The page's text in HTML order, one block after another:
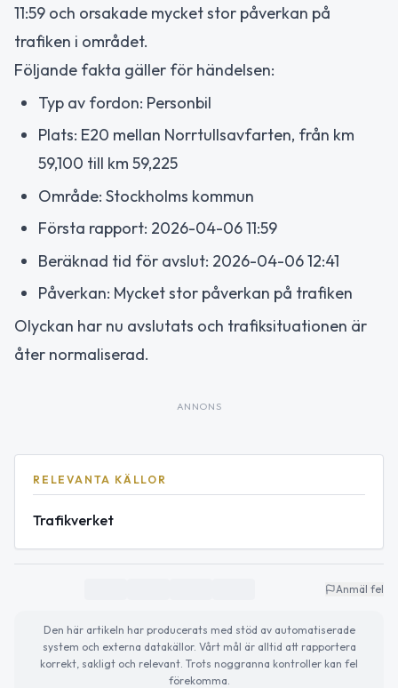
11:59 och orsakade mycket stor påverkan på
trafiken i området.
Följande fakta gäller för händelsen:
Typ av fordon: Personbil
Plats: E20 mellan Norrtullsavfarten, från km
59,100 till km 59,225
Område: Stockholms kommun
Första rapport: 2026-04-06 11:59
Beräknad tid för avslut: 2026-04-06 12:41
Påverkan: Mycket stor påverkan på trafiken
Olyckan har nu avslutats och trafiksituationen är
åter normaliserad.
ANNONS
RELEVANTA KÄLLOR
Trafikverket
Anmäl fel
Den här artikeln har producerats med stöd av automatiserade
system och externa datakällor. Vårt mål är alltid att rapportera
korrekt, sakligt och relevant. Trots noggranna kontroller kan fel
förekomma.